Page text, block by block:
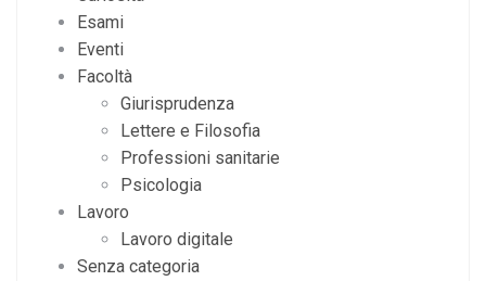
Esami
Eventi
Facoltà
Giurisprudenza
Lettere e Filosofia
Professioni sanitarie
Psicologia
Lavoro
Lavoro digitale
Senza categoria